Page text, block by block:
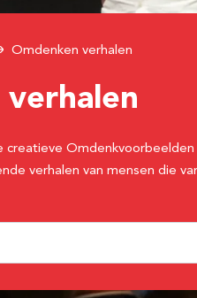
Omdenken verhalen
verhalen
creatieve
verhalen van mensen die